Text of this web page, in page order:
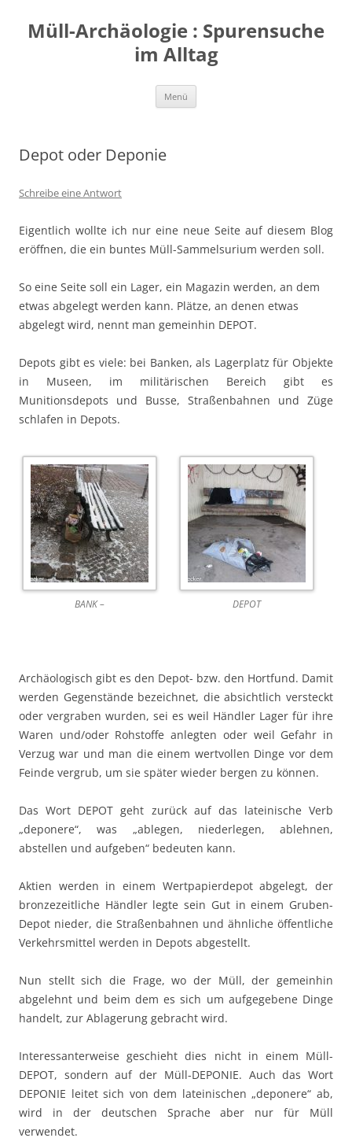
springen
Müll-Archäologie : Spurensuche
im Alltag
Menü
Depot oder Deponie
Schreibe eine Antwort
Eigentlich wollte ich nur eine neue Seite auf diesem Blog
eröffnen, die ein buntes Müll-Sammelsurium werden soll.
So eine Seite soll ein Lager, ein Magazin werden, an dem
etwas abgelegt werden kann. Plätze, an denen etwas
abgelegt wird, nennt man gemeinhin DEPOT.
Depots gibt es viele: bei Banken, als Lagerplatz für Objekte
in Museen, im militärischen Bereich gibt es
Munitionsdepots und Busse, Straßenbahnen und Züge
schlafen in Depots.
BANK – DEPOT
Archäologisch gibt es den Depot- bzw. den Hortfund. Damit
werden Gegenstände bezeichnet, die absichtlich versteckt
oder vergraben wurden, sei es weil Händler Lager für ihre
Waren und/oder Rohstoffe anlegten oder weil Gefahr in
Verzug war und man die einem wertvollen Dinge vor dem
Feinde vergrub, um sie später wieder bergen zu können.
Das Wort DEPOT geht zurück auf das lateinische Verb
„deponere“, was „ablegen, niederlegen, ablehnen,
abstellen und aufgeben“ bedeuten kann.
Aktien werden in einem Wertpapierdepot abgelegt, der
bronzezeitliche Händler legte sein Gut in einem Gruben-
Depot nieder, die Straßenbahnen und ähnliche öffentliche
Verkehrsmittel werden in Depots abgestellt.
Nun stellt sich die Frage, wo der Müll, der gemeinhin
abgelehnt und beim dem es sich um aufgegebene Dinge
handelt, zur Ablagerung gebracht wird.
Interessanterweise geschieht dies nicht in einem Müll-
DEPOT, sondern auf der Müll-DEPONIE. Auch das Wort
DEPONIE leitet sich von dem lateinischen „deponere“ ab,
wird in der deutschen Sprache aber nur für Müll
verwendet.